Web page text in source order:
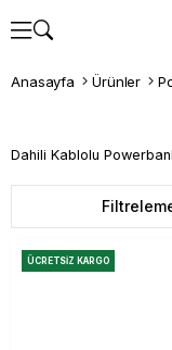
Anasayfa Ürünler
Dahili Kablolu
ÜCRETSIZ KARGO